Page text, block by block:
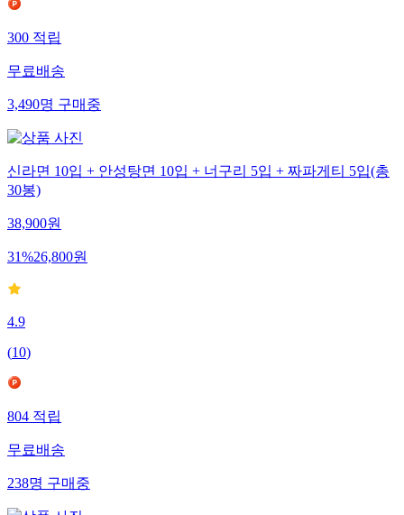
300적립
무료배송
3,490명구매중
신라면 10입 + 안성탕면 10입 + 너구리 5입 + 짜파게티 5입(총
30봉)
38,900원
31%26,800원
4.9
(10)
804적립
무료배송
238명구매중